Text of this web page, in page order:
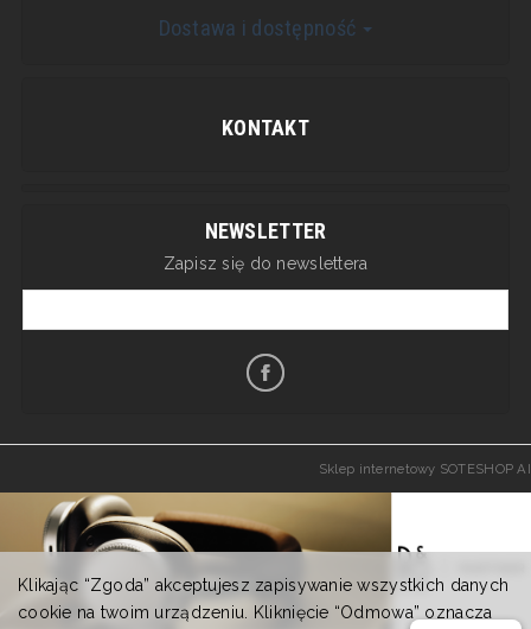
Dostawa i dostępność
KONTAKT
NEWSLETTER
Zapisz się do newslettera
Sklep internetowy SOTESHOP AI
Klikając “Zgoda” akceptujesz zapisywanie wszystkich danych
cookie na twoim urządzeniu. Kliknięcie “Odmowa” oznacza